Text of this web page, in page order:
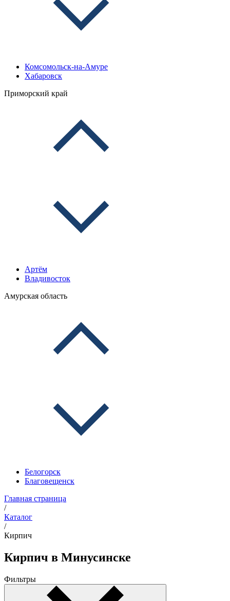
Комсомольск-на-Амуре
Хабаровск
Приморский край
Артём
Владивосток
Амурская область
Белогорск
Благовещенск
Главная страница
/
Каталог
/
Кирпич
Кирпич в Минусинске
Фильтры